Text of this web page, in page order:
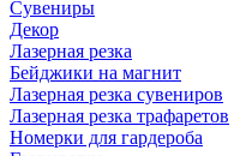
Сувениры
Декор
Лазерная резка
Бейджики на магнит
Лазерная резка сувениров
Лазерная резка трафаретов
Номерки для гардероба